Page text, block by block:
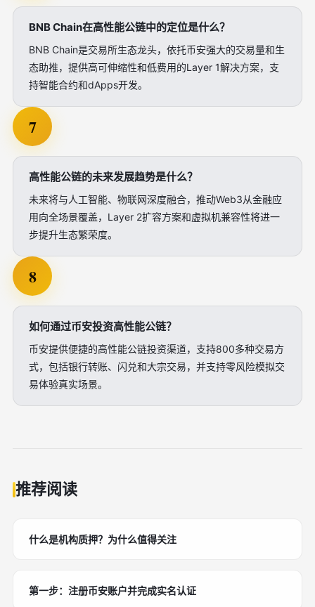
BNB Chain在高性能公链中的定位是什么？
BNB Chain是交易所生态龙头，依托币安强大的交易量和生
态助推，提供高可伸缩性和低费用的Layer 1解决方案，支
持智能合约和dApps开发。
7
高性能公链的未来发展趋势是什么？
未来将与人工智能、物联网深度融合，推动Web3从金融应
用向全场景覆盖，Layer 2扩容方案和虚拟机兼容性将进一
步提升生态繁荣度。
8
如何通过币安投资高性能公链？
币安提供便捷的高性能公链投资渠道，支持800多种交易方
式，包括银行转账、闪兑和大宗交易，并支持零风险模拟交
易体验真实场景。
推荐阅读
什么是机构质押？为什么值得关注
第一步：注册币安账户并完成实名认证